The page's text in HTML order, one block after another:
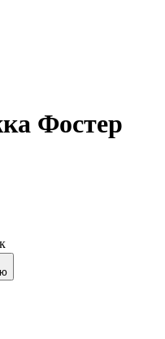
Фостер